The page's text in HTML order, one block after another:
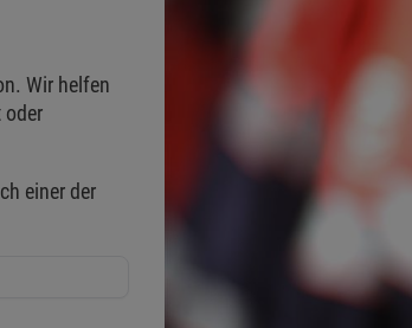
Wir helfen
oder
einer der